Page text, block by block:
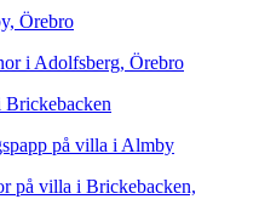
Örebro
i Adolfsberg, Örebro
Brickebacken
på villa i Almby
på villa i Brickebacken,